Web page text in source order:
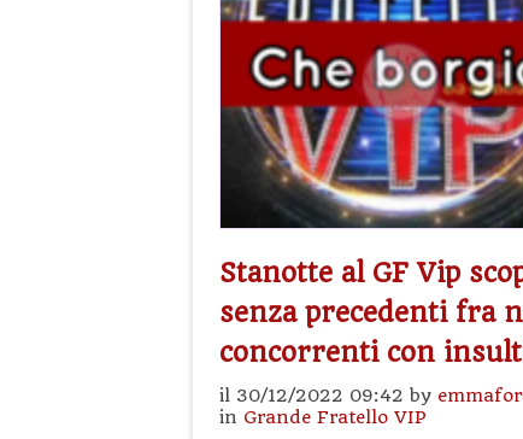
Stanotte al GF Vip
senza precedenti fra
concorrenti con
il 30/12/2022 09:42 by
in Grande Fratello VIP